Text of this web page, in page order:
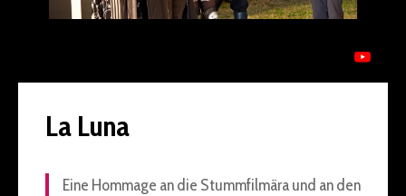
La Luna
Eine Hommage an die Stummfilmära und an den